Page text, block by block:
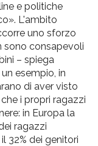
e politiche
L'ambito
uno sforzo
sono consapevoli
– spiega
esempio, in
di aver visto
i propri ragazzi
in Europa la
ragazzi
32% dei genitori